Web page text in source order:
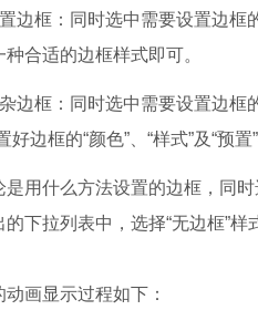
框：同时选中需要设置边框的
合适的边框样式即可。
框：同时选中需要设置边框的
好边框的“颜色”、“样式”及“预
什么方法设置的边框，同时
下拉列表中，选择“无边框”样
画显示过程如下：